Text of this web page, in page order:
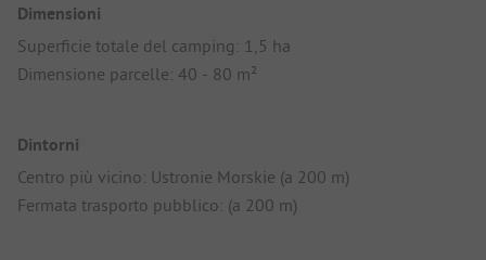
Dimensioni
Superficie totale del camping: 1,5 ha
Dimensione parcelle: 40 - 80 m²
Dintorni
Centro più vicino: Ustronie Morskie (a 200 m)
Fermata trasporto pubblico: (a 200 m)